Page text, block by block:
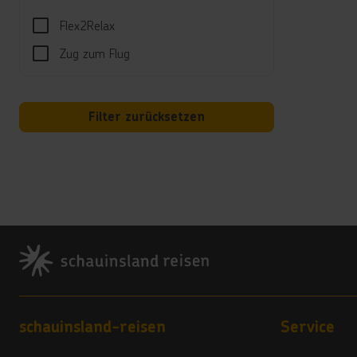
Flex2Relax
Zug zum Flug
Filter zurücksetzen
Footer
Footer navigation
schauinsland-reisen Service